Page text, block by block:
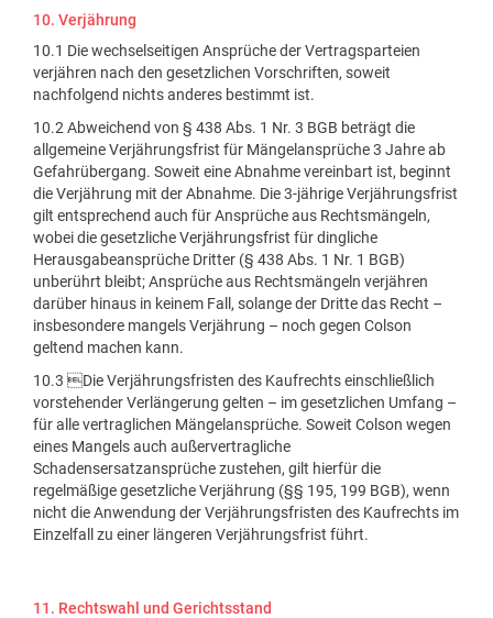
10. Verjährung
10.1 Die wechselseitigen Ansprüche der Vertragsparteien
verjähren nach den gesetzlichen Vorschriften, soweit
nachfolgend nichts anderes bestimmt ist.
10.2 Abweichend von § 438 Abs. 1 Nr. 3 BGB beträgt die
allgemeine Verjährungsfrist für Mängelansprüche 3 Jahre ab
Gefahrübergang. Soweit eine Abnahme vereinbart ist, beginnt
die Verjährung mit der Abnahme. Die 3-jährige Verjährungsfrist
gilt entsprechend auch für Ansprüche aus Rechtsmängeln,
wobei die gesetzliche Verjährungsfrist für dingliche
Herausgabeansprüche Dritter (§ 438 Abs. 1 Nr. 1 BGB)
unberührt bleibt; Ansprüche aus Rechtsmängeln verjähren
darüber hinaus in keinem Fall, solange der Dritte das Recht –
insbesondere mangels Verjährung – noch gegen Colson
geltend machen kann.
10.3 Die Verjährungsfristen des Kaufrechts einschließlich
vorstehender Verlängerung gelten – im gesetzlichen Umfang –
für alle vertraglichen Mängelansprüche. Soweit Colson wegen
eines Mangels auch außervertragliche
Schadensersatzansprüche zustehen, gilt hierfür die
regelmäßige gesetzliche Verjährung (§§ 195, 199 BGB), wenn
nicht die Anwendung der Verjährungsfristen des Kaufrechts im
Einzelfall zu einer längeren Verjährungsfrist führt.
11. Rechtswahl und Gerichtsstand